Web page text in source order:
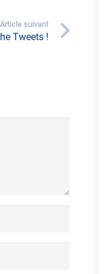
Article suivant
Tweets !